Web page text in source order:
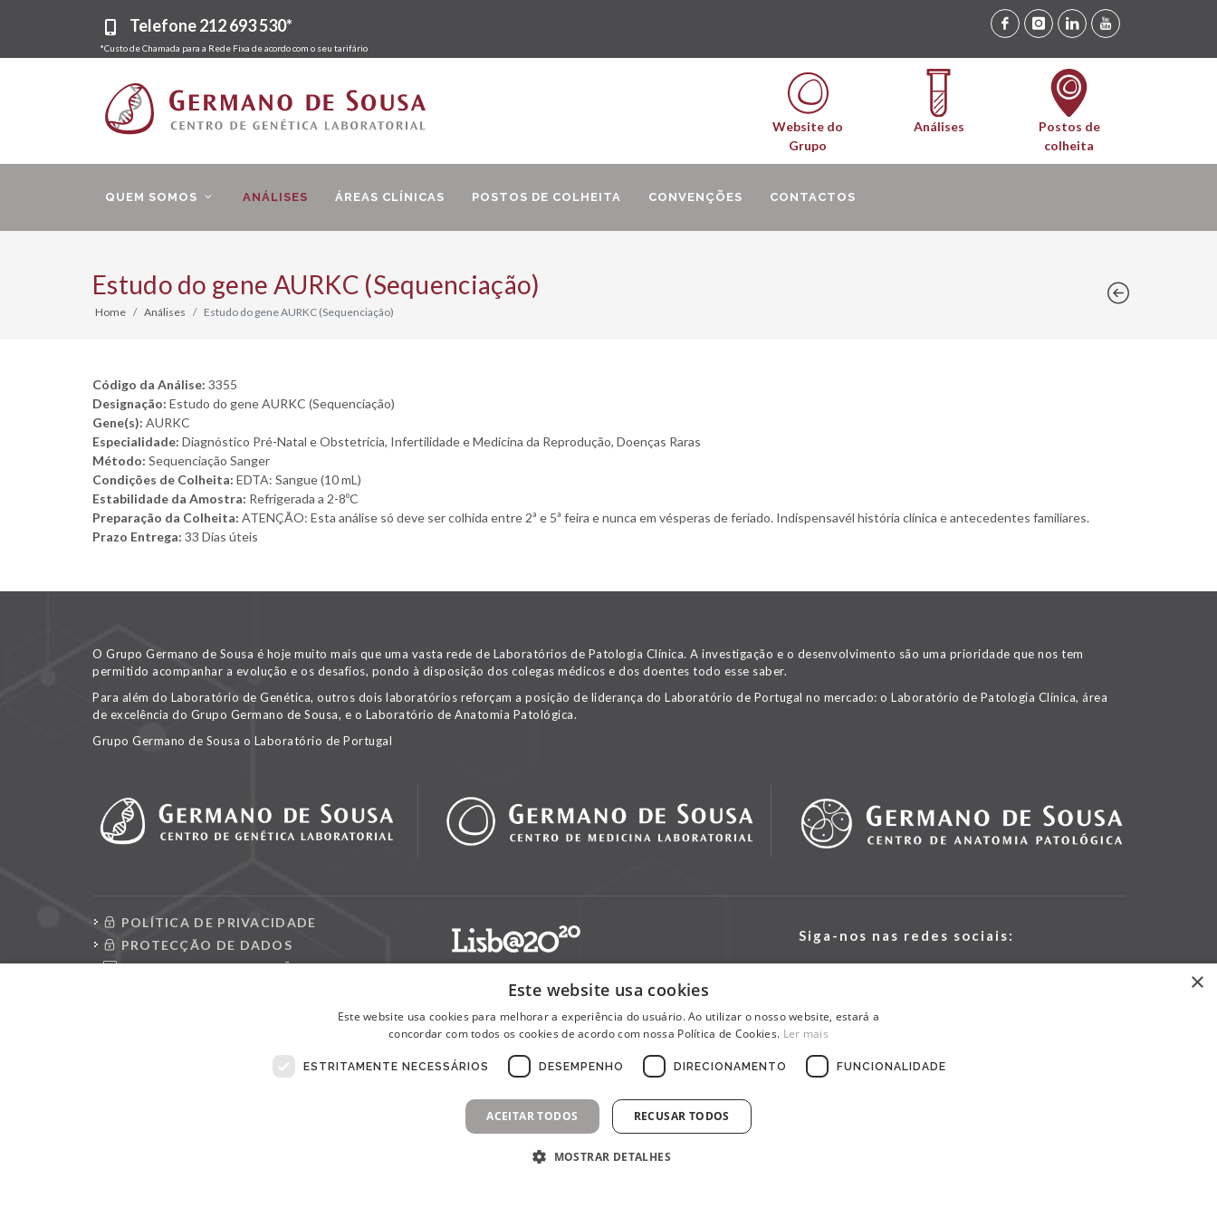
Telefone212 693 530*
*Custo de Chamada para a Rede Fixa de acordo com o seu tarifário
Website do
Grupo
Análises
Postos de
colheita
QUEM SOMOS ANÁLISES ÁREAS CLÍNICAS POSTOS DE COLHEITA CONVENÇÕES CONTACTOS
Estudo do gene AURKC (Sequenciação)
Home Análises Estudo do gene AURKC (Sequenciação)
Código da Análise: 3355
Designação: Estudo do gene AURKC (Sequenciação)
Gene(s): AURKC
Especialidade: Diagnóstico Pré-Natal e Obstetrícia, Infertilidade e Medicina da Reprodução, Doenças Raras
Método: Sequenciação Sanger
Condições de Colheita: EDTA: Sangue (10 mL)
Estabilidade da Amostra: Refrigerada a 2-8ºC
Preparação da Colheita: ATENÇÃO: Esta análise só deve ser colhida entre 2ª e 5ª feira e nunca em vésperas de feriado. Indispensavél história clínica e antecedentes familiares.
Prazo Entrega: 33 Dias úteis
O Grupo Germano de Sousa é hoje muito mais que uma vasta rede de Laboratórios de Patologia Clínica. A investigação e o desenvolvimento são uma prioridade que nos tem
permitido acompanhar a evolução e os desafios, pondo à disposição dos colegas médicos e dos doentes todo esse saber.
Para além do Laboratório de Genética, outros dois laboratórios reforçam a posição de liderança do Laboratório de Portugal no mercado: o Laboratório de Patologia Clínica, área
de excelência do Grupo Germano de Sousa, e o Laboratório de Anatomia Patológica.
Grupo Germano de Sousa o Laboratório de Portugal
POLÍTICA DE PRIVACIDADE
PROTECÇÃO DE DADOS
CONSULTAR REQUISIÇÕES
Siga-nos nas redes sociais:
×
Este website usa cookies
Este website usa cookies para melhorar a experiência do usuário. Ao utilizar o nosso website, estará a
concordar com todos os cookies de acordo com nossa Política de Cookies. Ler mais
ESTRITAMENTE NECESSÁRIOS DESEMPENHO DIRECIONAMENTO FUNCIONALIDADE
ACEITAR TODOS RECUSAR TODOS
MOSTRAR DETALHES